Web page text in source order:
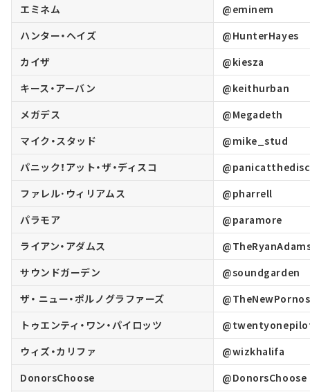
エミネム
@eminem
ハンター・ヘイズ
@HunterHayes
カイザ
@kiesza
キース・アーバン
@keithurban
メガデス
@Megadeth
マイク・スタッド
@mike_stud
パニック！アット・ザ・ディスコ
ファレル･ウィリアムス
@pharrell
パラモア
@paramore
ライアン・アダムス
サウンドガーデン
@soundgarden
ザ・ ニュー・ポルノグラファーズ
@TheNewPornos
トゥエンティ・ワン・パイロッツ
ウィズ・カリファ
@wizkhalifa
DonorsChoose
@DonorsChoose